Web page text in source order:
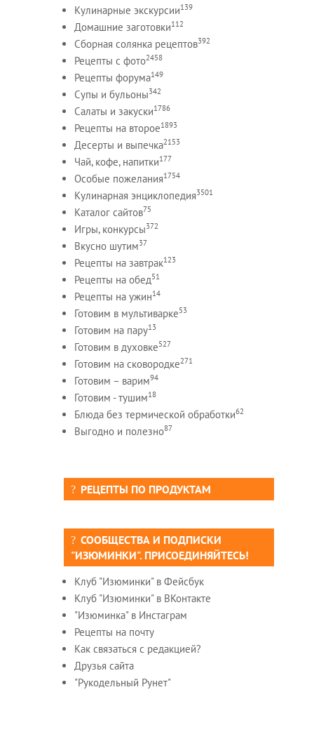
Кулинарные экскурсии139
Домашние заготовки112
Сборная солянка рецептов392
Рецепты c фото2458
Рецепты форума149
Супы и бульоны342
Салаты и закуски1786
Рецепты на второе1893
Десерты и выпечка2153
Чай, кофе, напитки177
Особые пожелания1754
Кулинарная энциклопедия3501
Каталог сайтов75
Игры, конкурсы372
Вкусно шутим37
Рецепты на завтрак123
Рецепты на обед51
Рецепты на ужин14
Готовим в мультиварке53
Готовим на пару13
Готовим в духовке527
Готовим на сковородке271
Готовим – варим94
Готовим - тушим18
Блюда без термической обработки62
Выгодно и полезно87
РЕЦЕПТЫ ПО ПРОДУКТАМ
СООБЩЕСТВА И ПОДПИСКИ
"ИЗЮМИНКИ". ПРИСОЕДИНЯЙТЕСЬ!
Клуб "Изюминки" в Фейсбук
Клуб "Изюминки" в ВКонтакте
"Изюминка" в Инстаграм
Рецепты на почту
Как связаться с редакцией?
Друзья сайта
"Рукодельный Рунет"